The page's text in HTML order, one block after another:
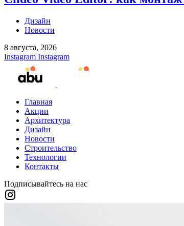
Дизайн
Новости
8 августа, 2026
Instagram Instagram
Главная
Акции
Архитектура
Дизайн
Новости
Строительство
Технологии
Контакты
Подписывайтесь на нас